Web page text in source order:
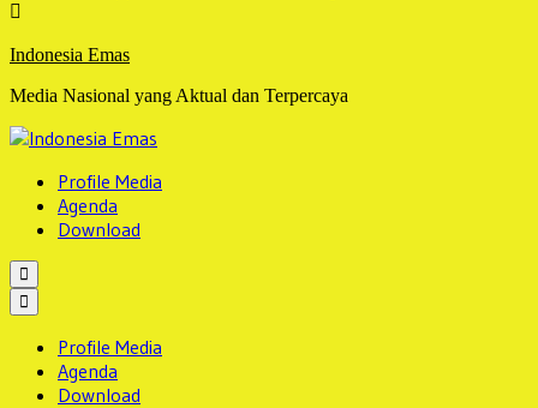
Indonesia Emas
Media Nasional yang Aktual dan Terpercaya
Profile Media
Agenda
Download
Profile Media
Agenda
Download